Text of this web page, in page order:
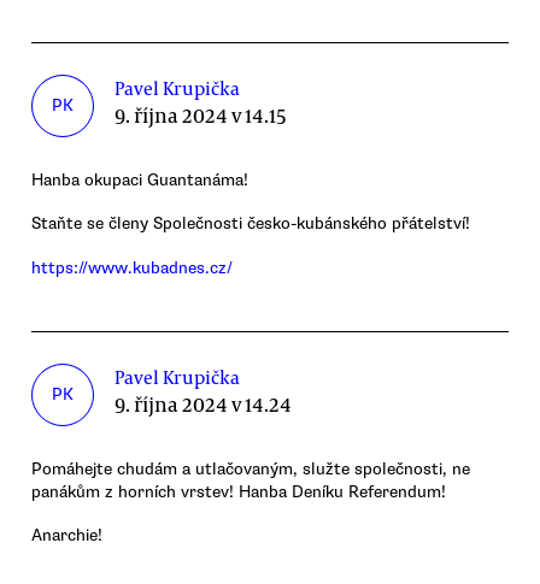
PK
Pavel Krupička
9. října 2024 v 14.15
Hanba okupaci Guantanáma!
Staňte se členy Společnosti česko-kubánského přátelství!
https://www.kubadnes.cz/
PK
Pavel Krupička
9. října 2024 v 14.24
Pomáhejte chudám a utlačovaným, služte společnosti, ne
panákům z horních vrstev! Hanba Deníku Referendum!
Anarchie!